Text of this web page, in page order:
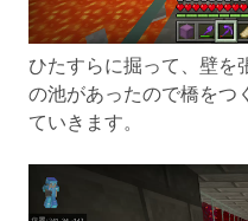
ひたすらに掘って、壁を
の池があったので橋をつ
ていきます。